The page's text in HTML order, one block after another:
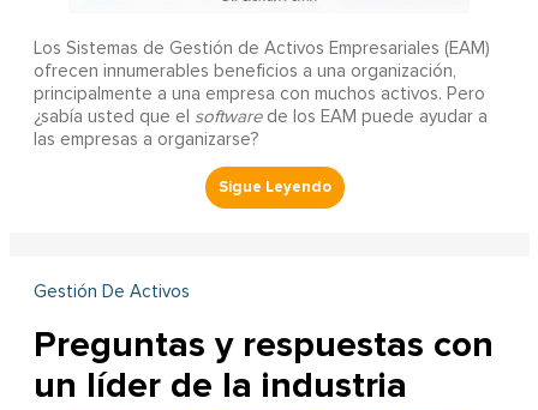
Los Sistemas de Gestión de Activos Empresariales (EAM)
ofrecen innumerables beneficios a una organización,
principalmente a una empresa con muchos activos. Pero
¿sabía usted que el softwarede los EAM puede ayudar a
las empresas a organizarse?
Gestión De Activos
Preguntas y respuestas con
un líder de la industria